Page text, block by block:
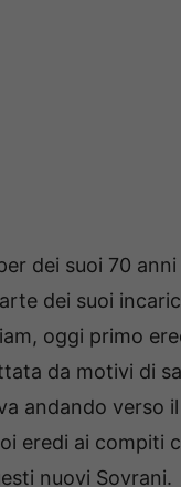
dei suoi 70 anni
dei suoi
oggi primo
da motivi di
andando verso
eredi ai compiti
nuovi Sovrani.